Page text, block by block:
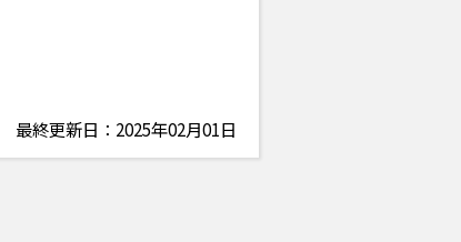
最終更新日：2025年02月01日